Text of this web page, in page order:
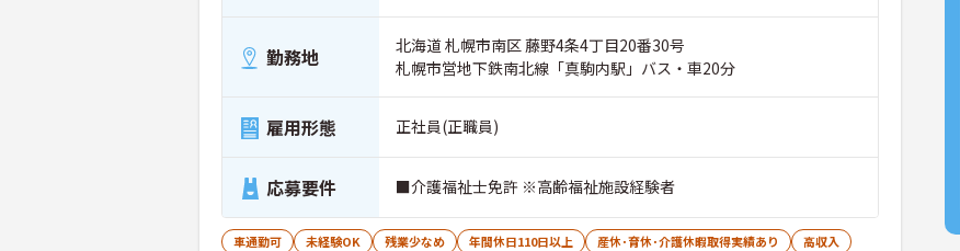
勤務地
北海道 札幌市南区 藤野4条4丁目20番30号
札幌市営地下鉄南北線「真駒内駅」バス・車20分
雇用形態 正社員(正職員)
応募要件 ■介護福祉士免許 ※高齢福祉施設経験者
車通勤可 未経験OK 残業少なめ 年間休日110日以上 産休･育休･介護休暇取得実績あり
高収入